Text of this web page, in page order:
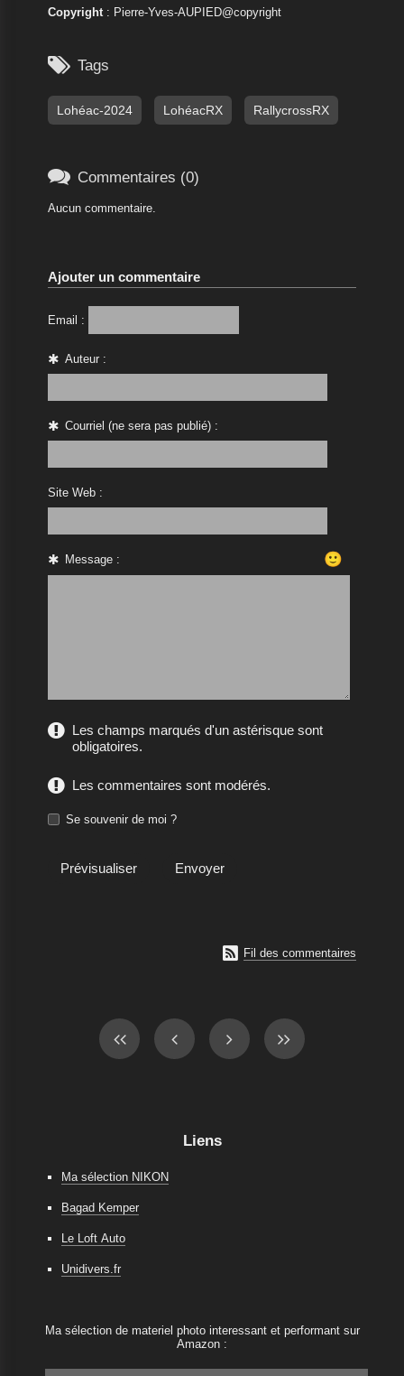
Copyright: Pierre-Yves-AUPIED@copyright
 Tags
Lohéac-2024 LohéacRX RallycrossRX
 Commentaires (0)
Aucun commentaire.
Ajouter un commentaire
Email :
Auteur :
Courriel (ne sera pas publié) :
Site Web :
Message : 🙂
Les champs marqués d'un astérisque sont
obligatoires.
Les commentaires sont modérés.
Se souvenir de moi ?
 Fil des commentaires
Liens
Ma sélection NIKON
Bagad Kemper
Le Loft Auto
Unidivers.fr
Ma sélection de materiel photo interessant et performant sur
Amazon :